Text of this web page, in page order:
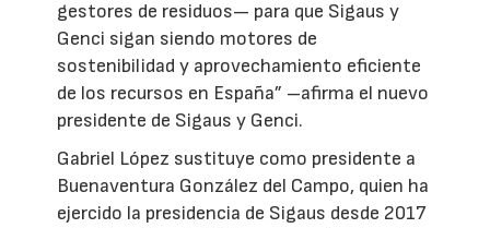
gestores de residuos— para que Sigaus y
Genci sigan siendo motores de
sostenibilidad y aprovechamiento eficiente
de los recursos en España” –afirma el nuevo
presidente de Sigaus y Genci.
Gabriel López sustituye como presidente a
Buenaventura González del Campo, quien ha
ejercido la presidencia de Sigaus desde 2017